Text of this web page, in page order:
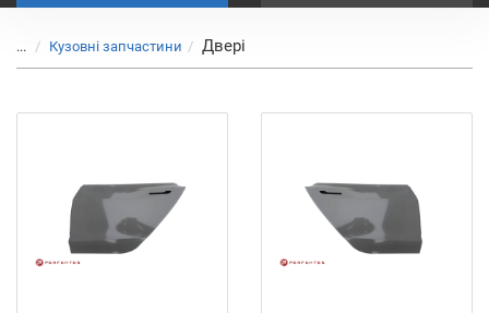
... Кузовні запчастини Двері